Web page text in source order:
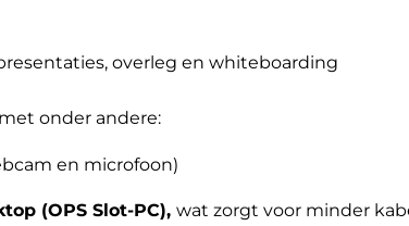
overleg en whiteboarding
onder andere:
en microfoon)
(OPS Slot-PC), wat zorgt voor minder